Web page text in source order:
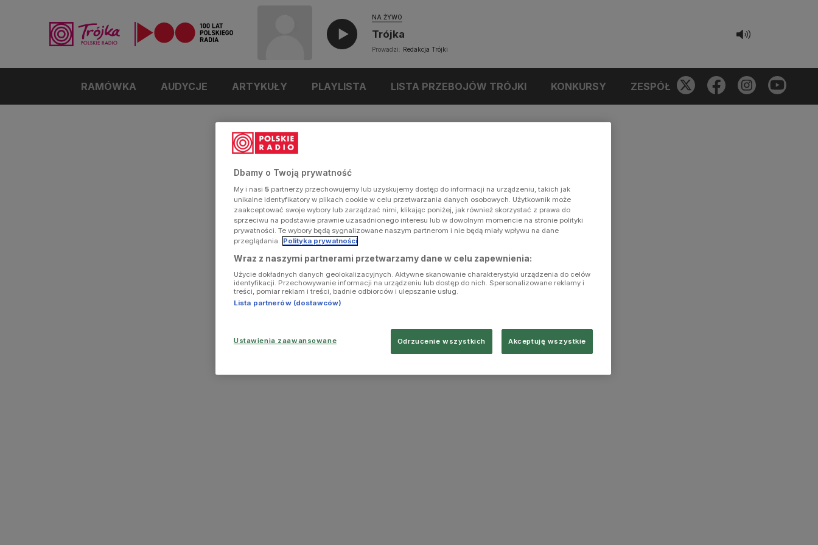
NA ŻYWO
Trójka
Prowadzi: Redakcja Trójki
RAMÓWKA AUDYCJE ARTYKUŁY PLAYLISTA LISTA PRZEBOJÓW TRÓJKI KONKURSY ZESPÓŁ
Dbamy o Twoją prywatność
My i nasi 5 partnerzy przechowujemy lub uzyskujemy dostęp do informacji na urządzeniu, takich jak
unikalne identyfikatory w plikach cookie w celu przetwarzania danych osobowych. Użytkownik może
zaakceptować swoje wybory lub zarządzać nimi, klikając poniżej, jak również skorzystać z prawa do
sprzeciwu na podstawie prawnie uzasadnionego interesu lub w dowolnym momencie na stronie polityki
prywatności. Te wybory będą sygnalizowane naszym partnerom i nie będą miały wpływu na dane
przeglądania. Polityka prywatności
Wraz z naszymi partnerami przetwarzamy dane w celu zapewnienia:
Użycie dokładnych danych geolokalizacyjnych. Aktywne skanowanie charakterystyki urządzenia do celów
identyfikacji. Przechowywanie informacji na urządzeniu lub dostęp do nich. Spersonalizowane reklamy i
treści, pomiar reklam i treści, badnie odbiorców i ulepszanie usług.
Lista partnerów (dostawców)
Ustawienia zaawansowane Odrzucenie wszystkich Akceptuję wszystkie